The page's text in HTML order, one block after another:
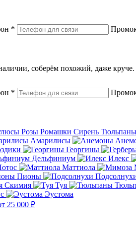
*
соберём похожий, даже круче.
*
Розы Ромашки Сирень Тюльпаны
Амарилисы
Георгины
Дельфиниум Илекс
Маттиола
Пионы
Скимия Туя
Эустома
25 000 ₽